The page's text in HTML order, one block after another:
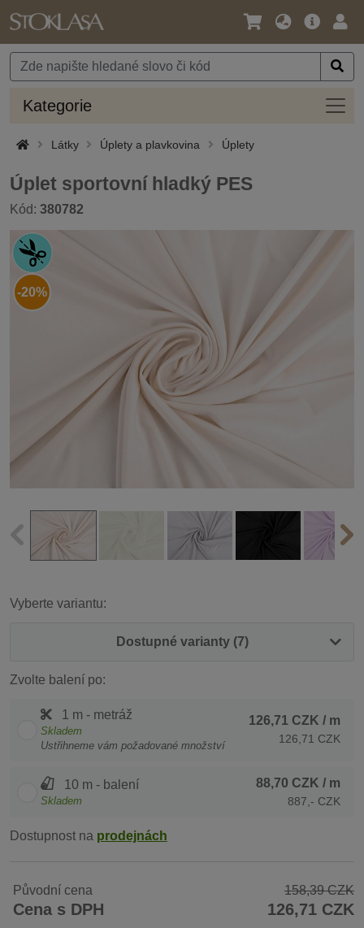
Jazyk
Měna
Hlavní
Kategorie
Látky Úplety a plavkovina Úplety
Úplet sportovní hladký PES
Kód: 380782
-20%
Vyberte variantu:
Dostupné varianty (7)
Zvolte balení po:
1 m - metráž
Skladem
Ustřihneme vám požadované množství
126,71 CZK / m
126,71 CZK
10 m - balení
Skladem
88,70 CZK / m
887,- CZK
Dostupnost na prodejnách
Původní cena 158,39 CZK
Cena s DPH 126,71 CZK